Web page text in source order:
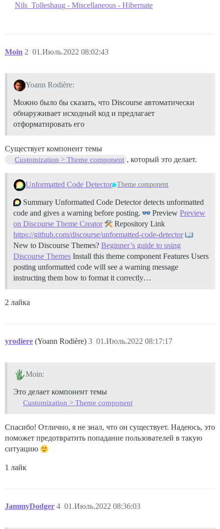
Nils_Tolleshaug - Miscellaneous - Hibernate
Moin 01.Июль.2022 08:02:43
2
Yoann Rodière:
Можно было бы сказать, что Discourse автоматически
обнаруживает исходный код и предлагает
отформатировать его
Существует компонент темы
Customization > Theme component , который это делает.
Unformatted Code Detector Theme component
Summary Unformatted Code Detector detects unformatted
code and gives a warning before posting.
Preview Preview
on Discourse Theme Creator
Repository Link
https://github.com/discourse/unformatted-code-detector
New to Discourse Themes? Beginner’s guide to using
Discourse Themes Install this theme component Features Users
posting unformatted code will see a warning message
instructing them how to format it correctly…
2 лайка
yrodiere (Yoann Rodière) 01.Июль.2022 08:17:17
3
Moin:
Это делает компонент темы
Customization > Theme component
Спасибо! Отлично, я не знал, что он существует. Надеюсь, это
поможет предотвратить попадание пользователей в такую
ситуацию
1 лайк
JammyDodger 01.Июль.2022 08:36:03
4